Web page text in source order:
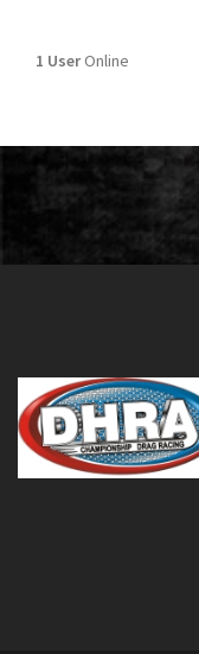
1 UserOnline